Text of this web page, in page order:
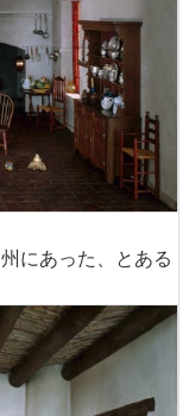
にあった、とある